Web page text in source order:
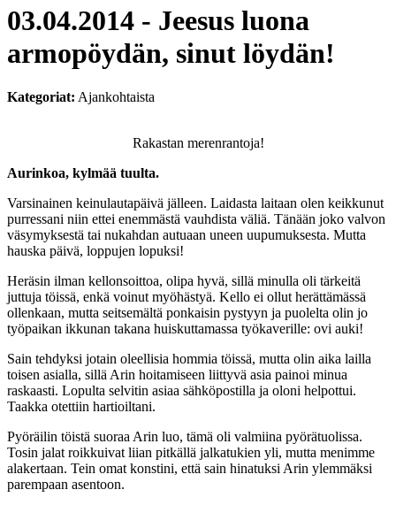
03.04.2014 - Jeesus luona
armopöydän, sinut löydän!
Kategoriat: Ajankohtaista
Rakastan merenrantoja!
Aurinkoa, kylmää tuulta.
Varsinainen keinulautapäivä jälleen. Laidasta laitaan olen keikkunut
purressani niin ettei enemmästä vauhdista väliä. Tänään joko valvon
väsymyksestä tai nukahdan autuaan uneen uupumuksesta. Mutta
hauska päivä, loppujen lopuksi!
Heräsin ilman kellonsoittoa, olipa hyvä, sillä minulla oli tärkeitä
juttuja töissä, enkä voinut myöhästyä. Kello ei ollut herättämässä
ollenkaan, mutta seitsemältä ponkaisin pystyyn ja puolelta olin jo
työpaikan ikkunan takana huiskuttamassa työkaverille: ovi auki!
Sain tehdyksi jotain oleellisia hommia töissä, mutta olin aika lailla
toisen asialla, sillä Arin hoitamiseen liittyvä asia painoi minua
raskaasti. Lopulta selvitin asiaa sähköpostilla ja oloni helpottui.
Taakka otettiin hartioiltani.
Pyöräilin töistä suoraa Arin luo, tämä oli valmiina pyörätuolissa.
Tosin jalat roikkuivat liian pitkällä jalkatukien yli, mutta menimme
alakertaan. Tein omat konstini, että sain hinatuksi Arin ylemmäksi
parempaan asentoon.